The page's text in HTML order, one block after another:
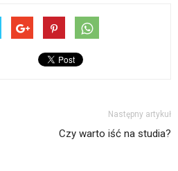
Następny artykuł
Czy warto iść na studia?